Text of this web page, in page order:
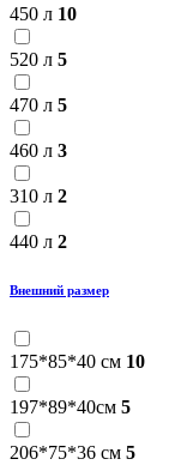
450 л 10
520 л 5
470 л 5
460 л 3
310 л 2
440 л 2
Внешний размер
175*85*40 см 10
197*89*40см 5
206*75*36 см 5